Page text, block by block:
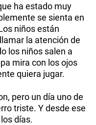
ha estado muy
se sienta en
niños están
la atención de
los niños salen a
mira con los ojos
quiera jugar.
pero un día uno de
triste. Y desde ese
días.